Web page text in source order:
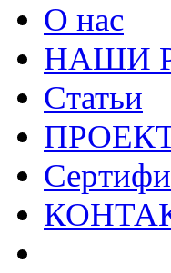
О нас
НАШИ
Статьи